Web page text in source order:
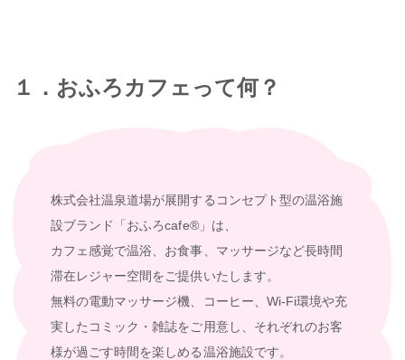
１．おふろカフェって何？
株式会社温泉道場が展開するコンセプト型の温浴施
設ブランド「おふろcafe®」は、
カフェ感覚で温浴、お食事、マッサージなど長時間
滞在レジャー空間をご提供いたします。
無料の電動マッサージ機、コーヒー、Wi-Fi環境や充
実したコミック・雑誌をご用意し、それぞれのお客
様が過ごす時間を楽しめる温浴施設です。